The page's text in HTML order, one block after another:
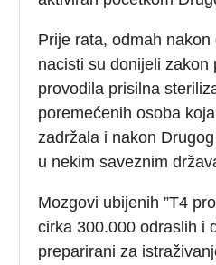
Prije rata, odmah
nacisti su donijeli zakon
provodila prisilna
poremećenih osoba
zadržala i nakon
u nekim saveznim
Mozgovi ubijenih ”T4
cirka 300.000 odraslih i
preparirani za